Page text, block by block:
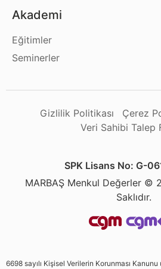
Akademi
Eğitimler
Seminerler
Gizlilik Politikası Çerez
Veri Sahibi Talep
SPK Lisans No: G-
MARBAŞ Menkul Değerler ©
Saklıdır.
6698 sayılı Kişisel Verilerin Korunması